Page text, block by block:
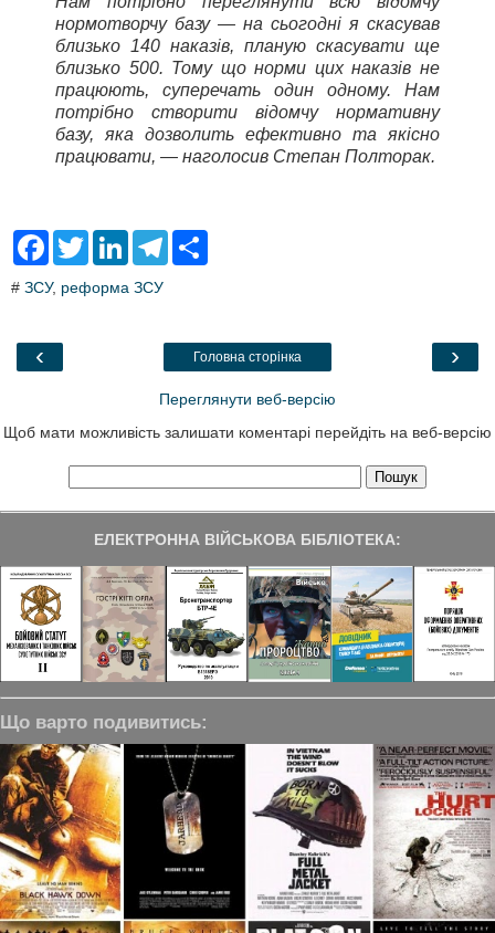
нормотворчу базу — на сьогодні я скасував
близько 140 наказів, планую скасувати ще
близько 500. Тому що норми цих наказів не
працюють, суперечать один одному. Нам
потрібно створити відомчу нормативну
базу, яка дозволить ефективно та якісно
працювати, — наголосив Степан Полторак.
F
e
o
T
t
L
k
T
a
# ЗСУ, реформа ЗСУ
‹ ›
Головна сторінка
Переглянути веб-версію
Щоб мати можливість залишати коментарі перейдіть на веб-версію
ЕЛЕКТРОННА ВІЙСЬКОВА БІБЛІОТЕКА:
Що варто подивитись: